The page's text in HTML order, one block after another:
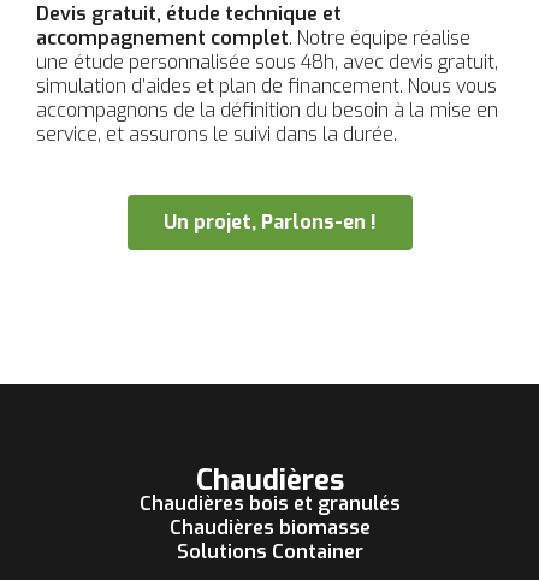
Devis gratuit, étude technique et
accompagnement complet. Notre équipe réalise
une étude personnalisée sous 48h, avec devis gratuit,
simulation d’aides et plan de financement. Nous vous
accompagnons de la définition du besoin à la mise en
service, et assurons le suivi dans la durée.
Un projet, Parlons-en !
Chaudières
Chaudières bois et granulés
Chaudières biomasse
Solutions Container